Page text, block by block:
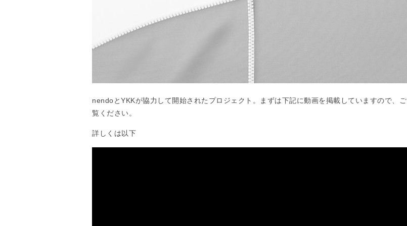
nendoとYKKが協力して開始されたプロジェクト。まずは下記に動画を掲載していますので、ご
覧ください。
詳しくは以下